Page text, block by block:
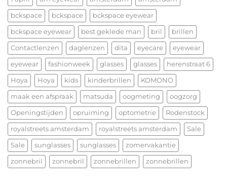
heerlijk
Kerstfeest
en
het
allerbeste
voor
2026!
vorm
ontmoet
functie
bckspace bckspace bckspace eyewear
bckspace eyewear best geklede man bril brillen
Contactlenzen daglenzen dita eyecare eyewear
eyewear fashionweek glasses glasses herenstraat 6
Hoya Hoya kids kinderbrillen KOMONO
maak een afspraak matsuda oogmeting oogzorg
Openingstijden opruiming optometrie Rodenstock
royalstreets amsterdam royalstreets amsterdam Sale
Sale sunglasses sunglasses zomervakantie
zonnebril zonnebril zonnebrillen zonnebrillen